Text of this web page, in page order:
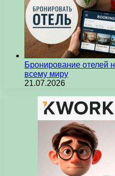
Бронирование отелей
всему миру
21.07.2026